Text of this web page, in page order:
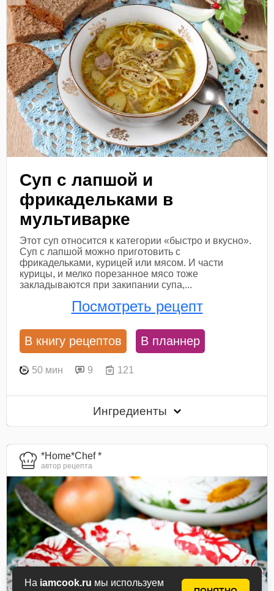
На iamcook.ru мы используем
Суп с лапшой и
фрикадельками в
мультиварке
Этот суп относится к категории «быстро и вкусно».
Суп с лапшой можно приготовить с
фрикадельками, курицей или мясом. И части
курицы, и мелко порезанное мясо тоже
закладываются при закипании супа,...
Посмотреть рецепт
В книгу рецептов В планнер
50 мин 9 121
Ингредиенты
*Home*Chef *
автор рецепта